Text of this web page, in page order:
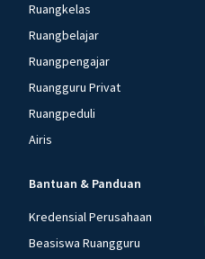
Ruangkelas
Ruangbelajar
Ruangpengajar
Ruangguru Privat
Ruangpeduli
Airis
Bantuan & Panduan
Kredensial Perusahaan
Beasiswa Ruangguru